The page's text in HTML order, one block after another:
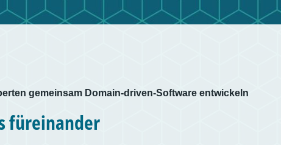
gemeinsam Domain-driven-Software entwickeln
füreinander